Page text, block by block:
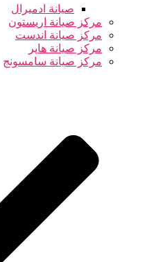
صيانة ادميرال
مركز صيانة اريستون
مركز صيانة اندست
مركز صيانة هاير
مركز صيانة سامسونج